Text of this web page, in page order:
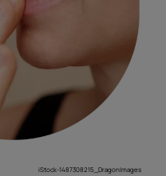
iStock-1487308215_DragonImages